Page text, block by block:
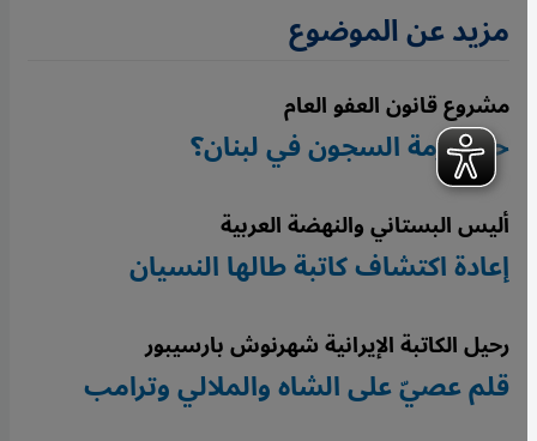
مزيد عن الموضوع
مشروع قانون العفو العام
حل لأزمة السجون في لبنان؟
أليس البستاني والنهضة العربية
إعادة اكتشاف كاتبة طالها النسيان
رحيل الكاتبة الإيرانية شهرنوش بارسيبور
قلم عصيّ على الشاه والملالي وترامب